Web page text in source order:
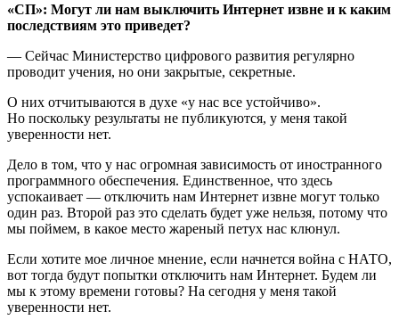
«СП»: Могут ли нам выключить Интернет извне и к каким
последствиям это приведет?
— Сейчас Министерство цифрового развития регулярно
проводит учения, но они закрытые, секретные.
О них отчитываются в духе «у нас все устойчиво».
Но поскольку результаты не публикуются, у меня такой
уверенности нет.
Дело в том, что у нас огромная зависимость от иностранного
программного обеспечения. Единственное, что здесь
успокаивает — отключить нам Интернет извне могут только
один раз. Второй раз это сделать будет уже нельзя, потому что
мы поймем, в какое место жареный петух нас клюнул.
Если хотите мое личное мнение, если начнется война с НАТО,
вот тогда будут попытки отключить нам Интернет. Будем ли
мы к этому времени готовы? На сегодня у меня такой
уверенности нет.